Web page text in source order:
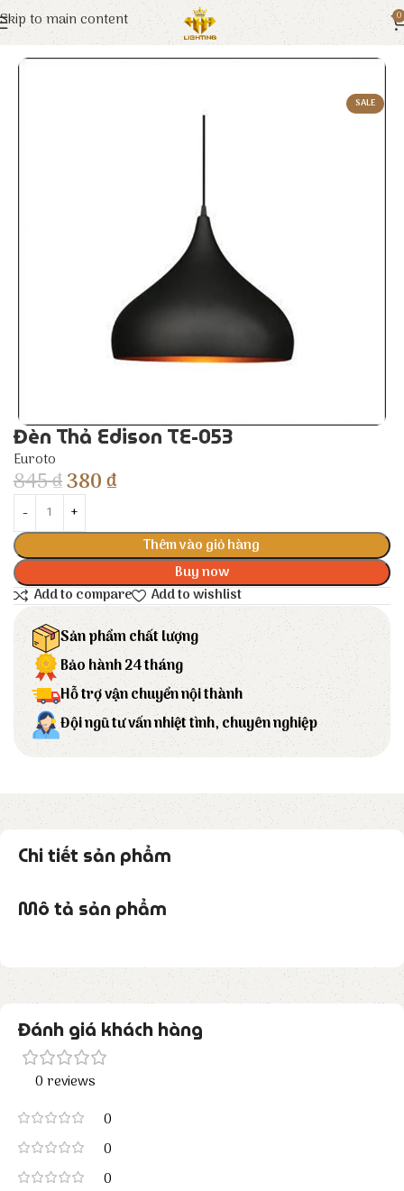
Skip to main content 0
Trang chủ Euroto Đèn Trang Trí
SALE
Đèn Thả Edison TE-053
Euroto
845₫380₫
Thêm vào giỏ hàng
Buy now
Add to compare
Add to wishlist
Sản phẩm chất lượng
Bảo hành 24 tháng
Hỗ trợ vận chuyển nội thành
Đội ngũ tư vấn nhiệt tình, chuyên nghiệp
Chi tiết sản phẩm
Mô tả sản phẩm
Đánh giá khách hàng
0 reviews
0
0
0